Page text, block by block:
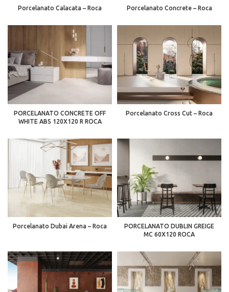
Porcelanato Calacata – Roca Porcelanato Concrete – Roca
PORCELANATO CONCRETE OFF
WHITE ABS 120X120 R ROCA
Porcelanato Cross Cut – Roca
Porcelanato Dubai Arena – Roca
PORCELANATO DUBLIN GREIGE
MC 60X120 ROCA